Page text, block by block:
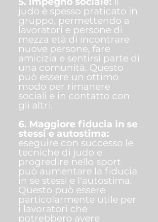
judo è spesso praticato in
gruppo, permettendo a
lavoratori e persone di
mezza età di incontrare
nuove persone, fare
amicizia e sentirsi parte di
una comunità. Questo
può essere un ottimo
modo per rimanere
sociali e in contatto con
gli altri.
6. Maggiore fiducia in se
stessi e autostima:
eseguire con successo le
tecniche di judo e
progredire nello sport
può aumentare la fiducia
in se stessi e l'autostima.
Questo può essere
particolarmente utile per
i lavoratori che
potrebbero avere